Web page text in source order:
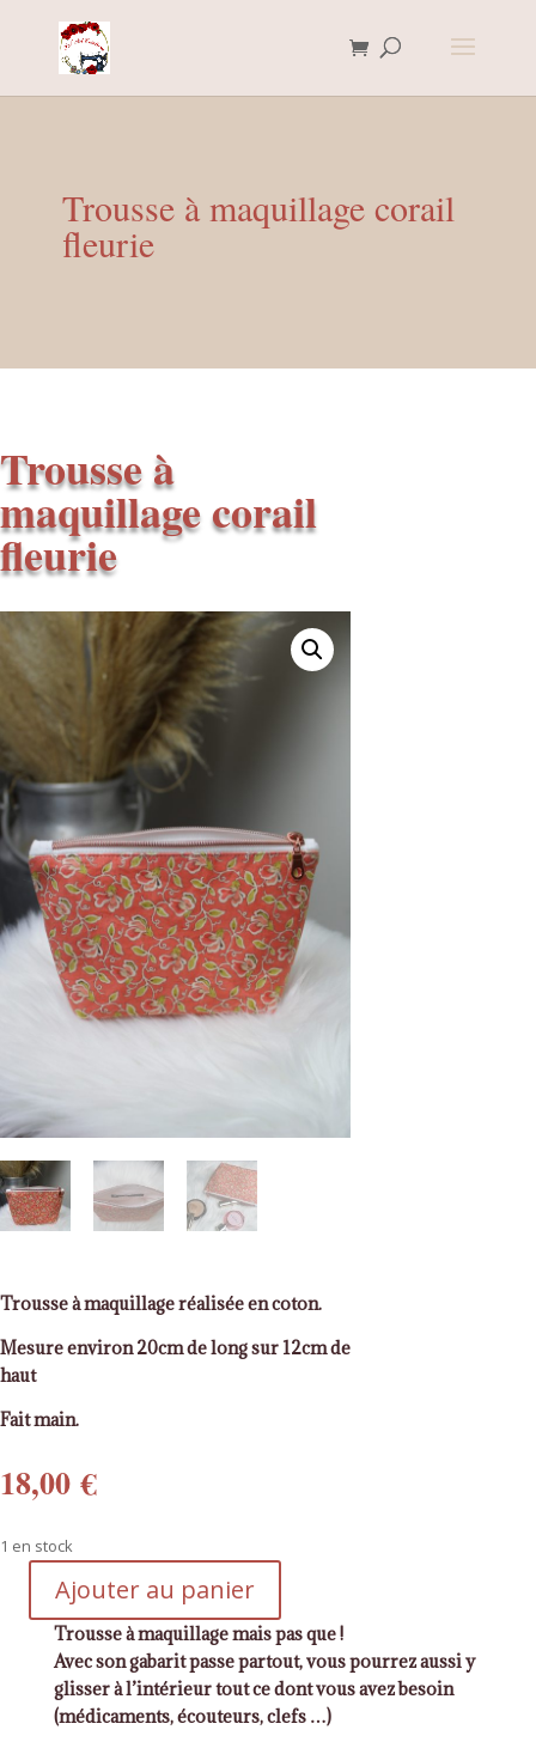
Trousse à maquillage corail
fleurie
Trousse à
maquillage corail
fleurie
Trousse à maquillage réalisée en coton.
Mesure environ 20cm de long sur 12cm de
haut
Fait main.
18,00€
1 en stock
quantité
Trousse
maquillage
Ajouter au panier
Trousse à maquillage mais pas que !
Avec son gabarit passe partout, vous pourrez aussi y
glisser à l’intérieur tout ce dont vous avez besoin
(médicaments, écouteurs, clefs …)